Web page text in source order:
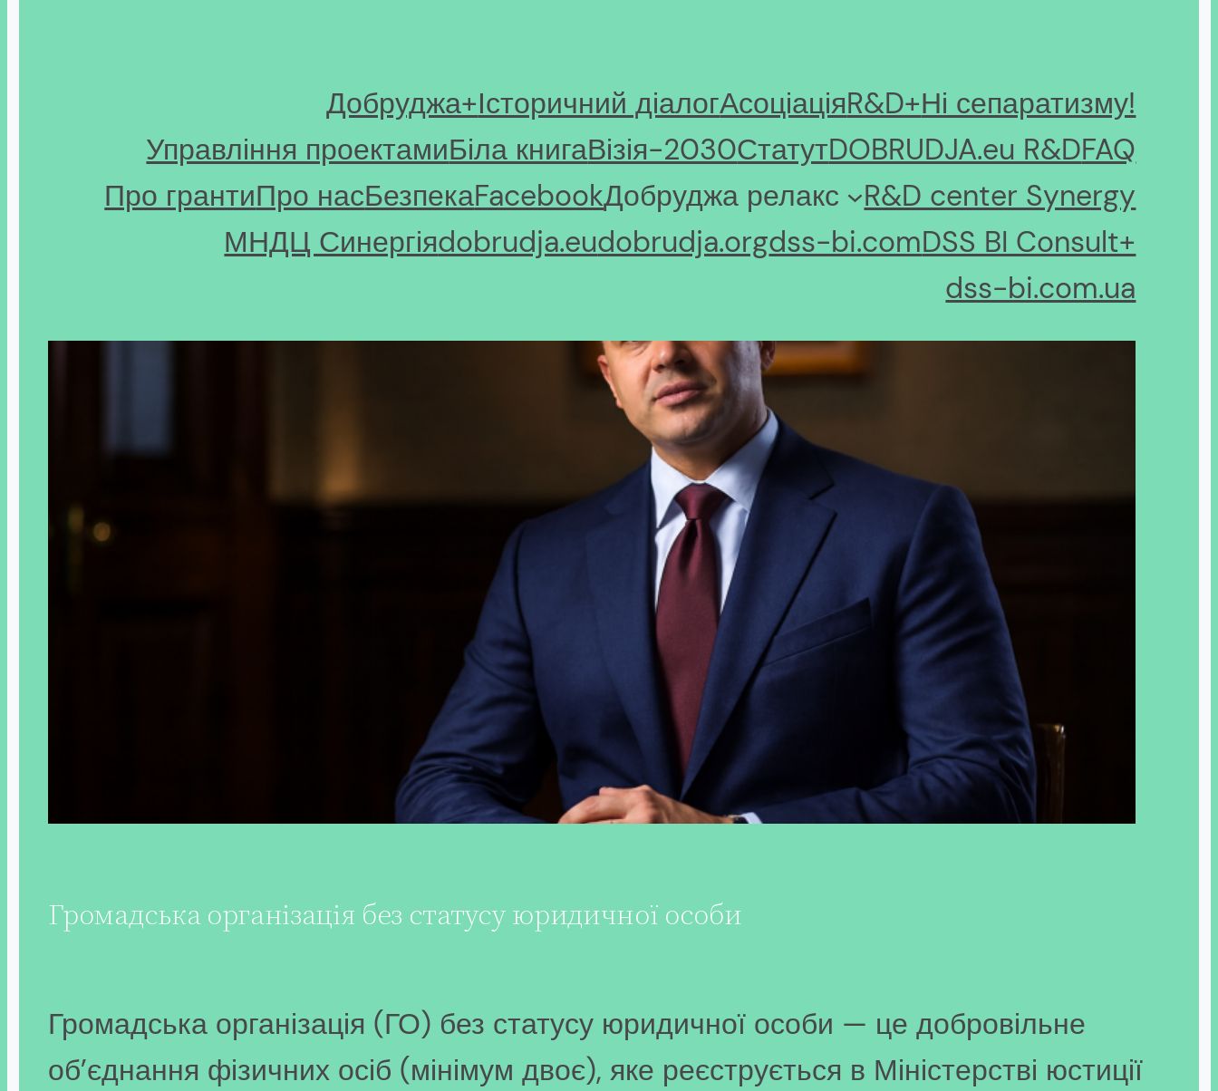
Добруджа+Історичний діалогАсоціаціяR&D+Ні сепаратизму!
Управління проектамиБіла книгаВізія-2030СтатутDOBRUDJA.eu R&DFAQ
Про грантиПро насБезпекаFacebookДобруджа релакс
R&D center Synergy
МНДЦ Синергіяdobrudja.eudobrudja.orgdss-bi.comDSS BI Consult+
dss-bi.com.ua
Громадська організація без статусу юридичної особи
Громадська організація (ГО) без статусу юридичної особи — це добровільне
об’єднання фізичних осіб (мінімум двоє), яке реєструється в Міністерстві юстиції